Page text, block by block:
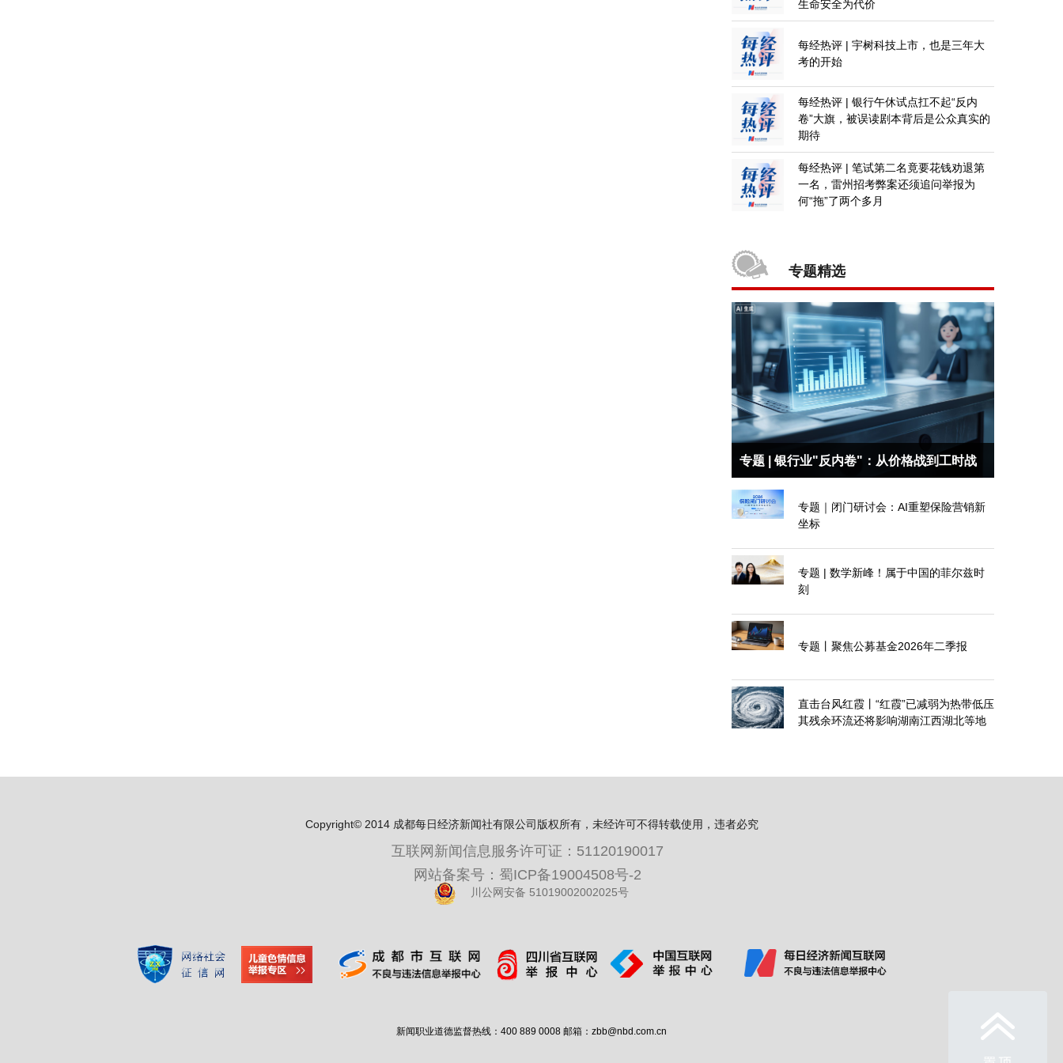
生命安全为代价
每经热评 | 宇树科技上市，也是三年大
考的开始
每经热评 | 银行午休试点扛不起“反内
卷”大旗，被误读剧本背后是公众真实的
期待
每经热评 | 笔试第二名竟要花钱劝退第
一名，雷州招考弊案还须追问举报为
何“拖”了两个多月
专题精选
专题 | 银行业"反内卷"：从价格战到工时战
专题｜闭门研讨会：AI重塑保险营销新
坐标
专题 | 数学新峰！属于中国的菲尔兹时
刻
专题丨聚焦公募基金2026年二季报
直击台风红霞丨“红霞”已减弱为热带低压
其残余环流还将影响湖南江西湖北等地
Copyright© 2014 成都每日经济新闻社有限公司版权所有，未经许可不得转载使用，违者必究
互联网新闻信息服务许可证：51120190017
网站备案号：蜀ICP备19004508号-2
川公网安备 51019002002025号
新闻职业道德监督热线：400 889 0008 邮箱：zbb@nbd.com.cn